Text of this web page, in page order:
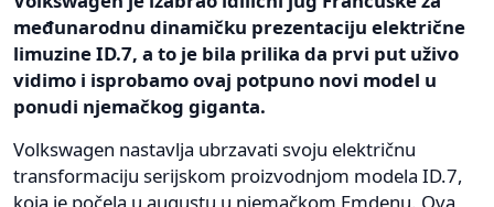
međunarodnu dinamičku prezentaciju električne
limuzine ID.7, a to je bila prilika da prvi put uživo
vidimo i isprobamo ovaj potpuno novi model u
ponudi njemačkog giganta.
Volkswagen nastavlja ubrzavati svoju električnu
transformaciju serijskom proizvodnjom modela ID.7,